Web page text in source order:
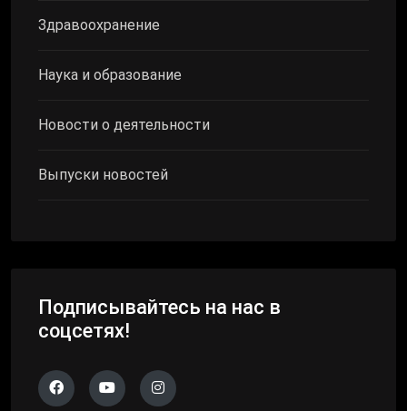
Здравоохранение
Наука и образование
Новости о деятельности
Выпуски новостей
Подписывайтесь на нас в
соцсетях!